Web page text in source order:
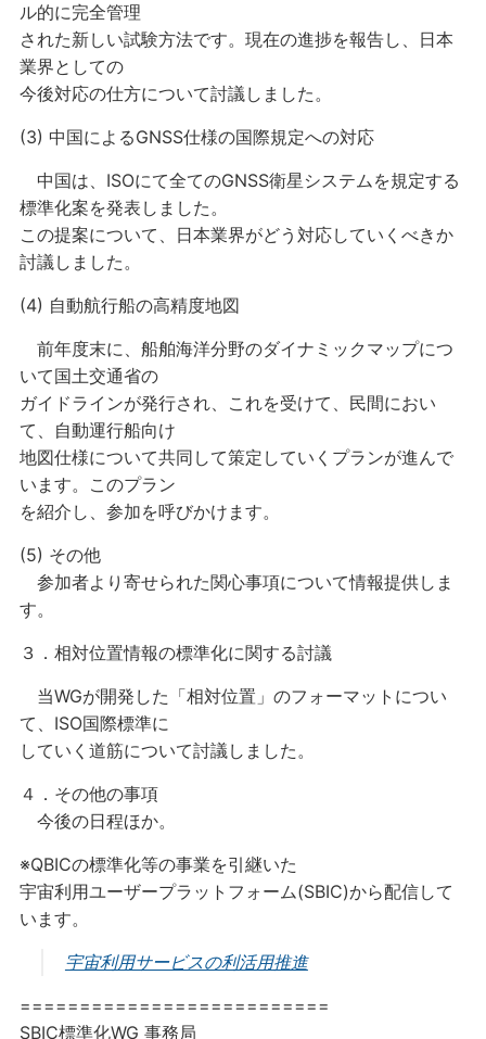
ル的に完全管理
された新しい試験方法です。現在の進捗を報告し、日本
業界としての
今後対応の仕方について討議しました。
(3) 中国によるGNSS仕様の国際規定への対応
中国は、ISOにて全てのGNSS衛星システムを規定する
標準化案を発表しました。
この提案について、日本業界がどう対応していくべきか
討議しました。
(4) 自動航行船の高精度地図
前年度末に、船舶海洋分野のダイナミックマップにつ
いて国土交通省の
ガイドラインが発行され、これを受けて、民間におい
て、自動運行船向け
地図仕様について共同して策定していくプランが進んで
います。このプラン
を紹介し、参加を呼びかけます。
(5) その他
参加者より寄せられた関心事項について情報提供しま
す。
３．相対位置情報の標準化に関する討議
当WGが開発した「相対位置」のフォーマットについ
て、ISO国際標準に
していく道筋について討議しました。
４．その他の事項
今後の日程ほか。
※QBICの標準化等の事業を引継いた
宇宙利用ユーザープラットフォーム(SBIC)から配信して
います。
宇宙利用サービスの利活用推進
==========================
SBIC標準化WG 事務局